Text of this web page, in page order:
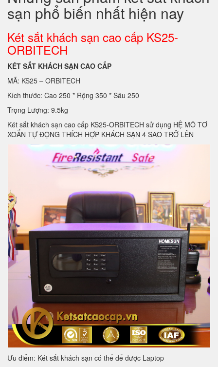
sạn phổ biến nhất hiện nay
Két sắt khách sạn cao cấp KS25-
ORBITECH
KÉT SẮT KHÁCH SẠN CAO CẤP
MÃ: KS25 – ORBITECH
Kích thước: Cao 250 * Rộng 350 * Sâu 250
Trọng Lượng: 9.5kg
Két sắt khách sạn cao cấp KS25-ORBITECH sử dụng HỆ MÔ TƠ
XOẮN TỰ ĐỘNG THÍCH HỢP KHÁCH SẠN 4 SAO TRỞ LÊN
Ưu điểm: Két sắt khách sạn có thể để được Laptop